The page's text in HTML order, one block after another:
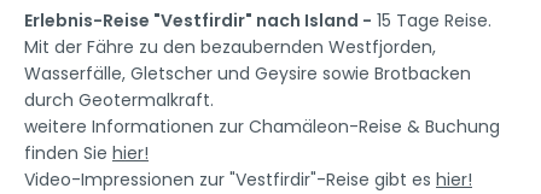
Erlebnis-Reise "Vestfirdir" nach Island - 15 Tage Reise.
Mit der Fähre zu den bezaubernden Westfjorden,
Wasserfälle, Gletscher und Geysire sowie Brotbacken
durch Geotermalkraft.
weitere Informationen zur Chamäleon-Reise & Buchung
finden Sie hier!
Video-Impressionen zur "Vestfirdir"-Reise gibt es hier!